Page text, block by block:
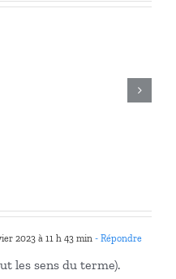
2025
NE-
2023 à 11 h 43 min - Répondre
les sens du terme).